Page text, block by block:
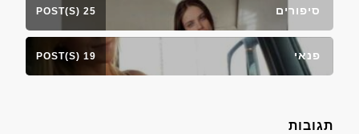
סיפורים 25 POST(S)
פנאי 19 POST(S)
תגובות